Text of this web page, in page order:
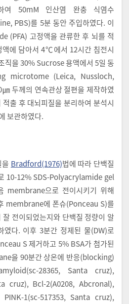
여 50mM 인산염 완충 식염수
PBS)를 5분 동안 주입하였다. 이
(PFA) 고정액을 관류한 후 뇌를 적
액에 담아서 4℃에서 12시간 침전시
직을 30% Sucrose 용액에서 5일 동
microtome (Leica, Nussloch,
두께의 연속관상 절편을 제작하였
출 후 대뇌피질을 분리하여 분석시
보관하였다.
Bradford(1976)법에 따라 단백질
10-12% SDS-Polyacrylamide gel
membrane으로 전이시키기 위해
membrane에 폰슈(Ponceau S)를
전이되었는지와 단백질 정량이 알
였다. 이후 3분간 정제된 물(DW)로
S 제거하고 5% BSA가 첨가된
을 90분간 상온에 반응(blocking)
28365, Santa cruz),
cruz), Bcl-2(A0208, Abcronal),
1(sc-517353, Santa cruz),